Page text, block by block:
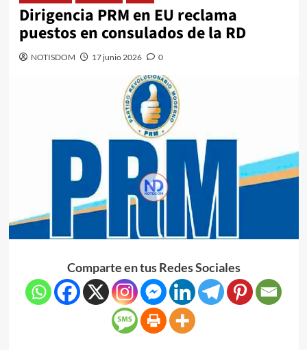
Dirigencia PRM en EU reclama
puestos en consulados de la RD
NOTISDOM 17 junio 2026 0
Comparte en tus Redes Sociales